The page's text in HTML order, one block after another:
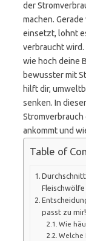
der
machen.
einsetzt, lohnt
verbraucht wird.
wie hoch deine
bewusster mit
hilft dir,
senken. In
ankommt und
Table of
Fleischwölfe
passt zu mir?
Wie
Welche